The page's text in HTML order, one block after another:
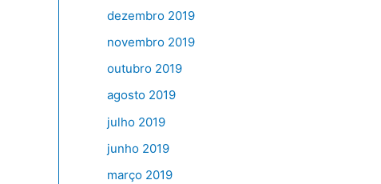
dezembro 2019
novembro 2019
outubro 2019
agosto 2019
julho 2019
junho 2019
março 2019